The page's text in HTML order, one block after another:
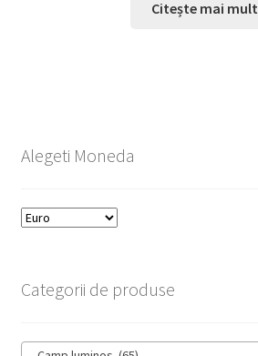
Citește mai mult
Alegeti Moneda
Categorii de produse